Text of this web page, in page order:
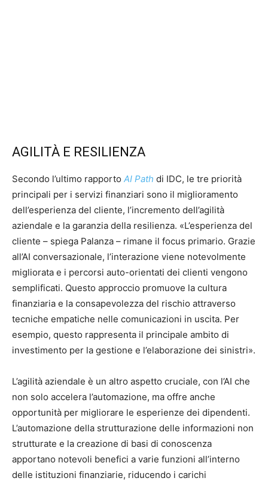
AGILITÀ E RESILIENZA
Secondo l’ultimo rapporto AI Path di IDC, le tre priorità
principali per i servizi finanziari sono il miglioramento
dell’esperienza del cliente, l’incremento dell’agilità
aziendale e la garanzia della resilienza. «L’esperienza del
cliente – spiega Palanza – rimane il focus primario. Grazie
all’AI conversazionale, l’interazione viene notevolmente
migliorata e i percorsi auto-orientati dei clienti vengono
semplificati. Questo approccio promuove la cultura
finanziaria e la consapevolezza del rischio attraverso
tecniche empatiche nelle comunicazioni in uscita. Per
esempio, questo rappresenta il principale ambito di
investimento per la gestione e l’elaborazione dei sinistri».
L’agilità aziendale è un altro aspetto cruciale, con l’AI che
non solo accelera l’automazione, ma offre anche
opportunità per migliorare le esperienze dei dipendenti.
L’automazione della strutturazione delle informazioni non
strutturate e la creazione di basi di conoscenza
apportano notevoli benefici a varie funzioni all’interno
delle istituzioni finanziarie, riducendo i carichi